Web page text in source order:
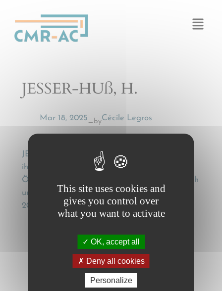
JESSER-HUß, H.
Mar 18, 2025— byCécile Legros
JESSER-HUß, H., Haftungsbegrenzungen und
ihre Durchbrechung nach der CMR in
Österreich [Limitation of liability and its breach
under the CMR in Austria], Transportrecht,
2004, 111-114.
Previous:JESSER- Next:JESSER,
H.
This site uses cookies and
gives you control over
what you want to activate
OK, accept all
Deny all cookies
Personalize